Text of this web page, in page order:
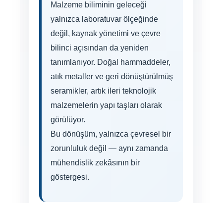
Malzeme biliminin geleceği
yalnızca laboratuvar ölçeğinde
değil, kaynak yönetimi ve çevre
bilinci açısından da yeniden
tanımlanıyor. Doğal hammaddeler,
atık metaller ve geri dönüştürülmüş
seramikler, artık ileri teknolojik
malzemelerin yapı taşları olarak
görülüyor.
Bu dönüşüm, yalnızca çevresel bir
zorunluluk değil — aynı zamanda
mühendislik zekâsının bir
göstergesi.